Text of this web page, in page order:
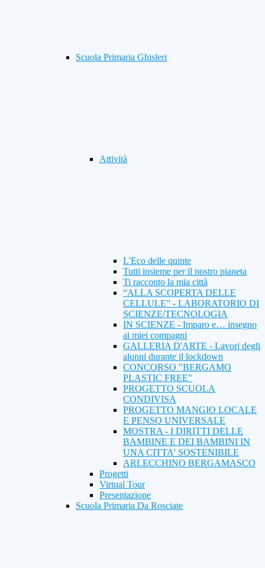
Scuola Primaria Ghisleri
Attività
L'Eco delle quinte
Tutti insieme per il nostro pianeta
Ti racconto la mia città
“ALLA SCOPERTA DELLE
CELLULE” - LABORATORIO DI
SCIENZE/TECNOLOGIA
IN SCIENZE - Imparo e… insegno
ai miei compagni
GALLERIA D'ARTE - Lavori degli
alunni durante il lockdown
CONCORSO "BERGAMO
PLASTIC FREE"
PROGETTO SCUOLA
CONDIVISA
PROGETTO MANGIO LOCALE
E PENSO UNIVERSALE
MOSTRA - I DIRITTI DELLE
BAMBINE E DEI BAMBINI IN
UNA CITTA' SOSTENIBILE
ARLECCHINO BERGAMASCO
Progetti
Virtual Tour
Presentazione
Scuola Primaria Da Rosciate